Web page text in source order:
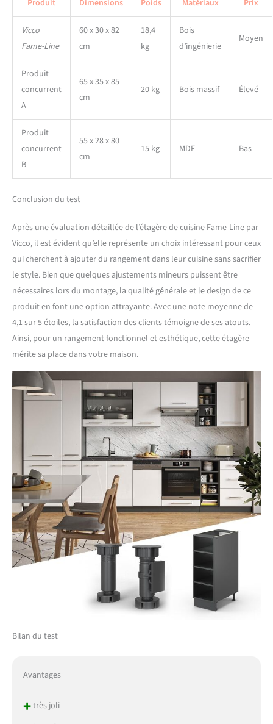
Produit Dimensions Poids Matériaux Prix
Vicco
Fame-Line
60 x 30 x 82
cm
18,4
kg
Bois
d’ingénierie
Moyen
Produit
concurrent
A
65 x 35 x 85
cm
20 kg Bois massif Élevé
Produit
concurrent
B
55 x 28 x 80
cm
15 kg MDF Bas
Conclusion du test
Après une évaluation détaillée de l’étagère de cuisine Fame-Line par
Vicco, il est évident qu’elle représente un choix intéressant pour ceux
qui cherchent à ajouter du rangement dans leur cuisine sans sacrifier
le style. Bien que quelques ajustements mineurs puissent être
nécessaires lors du montage, la qualité générale et le design de ce
produit en font une option attrayante. Avec une note moyenne de
4,1 sur 5 étoiles, la satisfaction des clients témoigne de ses atouts.
Ainsi, pour un rangement fonctionnel et esthétique, cette étagère
mérite sa place dans votre maison.
Bilan du test
Avantages
+très joli